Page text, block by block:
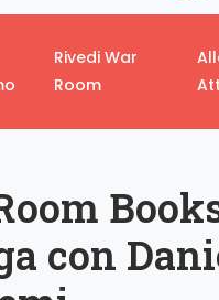
Rivedi War
Room
con